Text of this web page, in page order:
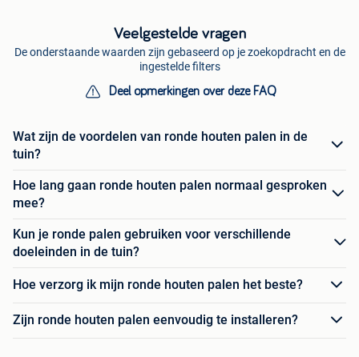
Veelgestelde vragen
De onderstaande waarden zijn gebaseerd op je zoekopdracht en de
ingestelde filters
Deel opmerkingen over deze FAQ
Wat zijn de voordelen van ronde houten palen in de
tuin?
Hoe lang gaan ronde houten palen normaal gesproken
mee?
Kun je ronde palen gebruiken voor verschillende
doeleinden in de tuin?
Hoe verzorg ik mijn ronde houten palen het beste?
Zijn ronde houten palen eenvoudig te installeren?